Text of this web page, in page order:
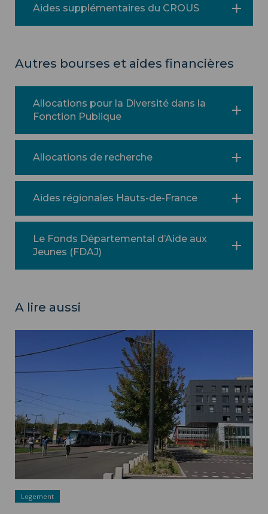
Aides supplémentaires du CROUS
Autres bourses et aides financières
Allocations pour la Diversité dans la
Fonction Publique
Allocations de recherche
Aides régionales Hauts-de-France
Le Fonds Départemental d’Aide aux
Jeunes (FDAJ)
A lire aussi
Logement des étudiants ">
Logement